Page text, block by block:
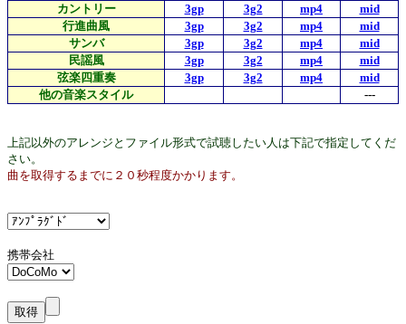
カントリー
3gp 3g2 mp4
mid
行進曲風
3gp 3g2 mp4
mid
サンバ
3gp 3g2 mp4
mid
民謡風
3gp 3g2 mp4
mid
弦楽四重奏
3gp 3g2 mp4
mid
他の音楽スタイル
---
上記以外のアレンジとファイル形式で試聴したい人は下記で指定してくだ
さい。
曲を取得するまでに２０秒程度かかります。
携帯会社